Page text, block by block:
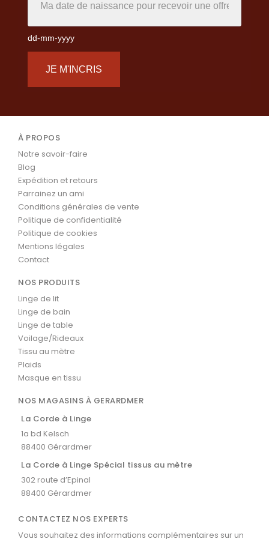
dd-mm-yyyy
JE M'INCRIS
À PROPOS
Notre savoir-faire
Blog
Expédition et retours
Parrainez un ami
Conditions générales de vente
Politique de confidentialité
Politique de cookies
Mentions légales
Contact
NOS PRODUITS
Linge de lit
Linge de bain
Linge de table
Voilage/Rideaux
Tissu au mètre
Plaids
Masque en tissu
NOS MAGASINS À GERARDMER
La Corde à Linge
1a bd Kelsch
88400 Gérardmer
La Corde à Linge Spécial tissus au mètre
302 route d’Epinal
88400 Gérardmer
CONTACTEZ NOS EXPERTS
Vous souhaitez des informations complémentaires sur un